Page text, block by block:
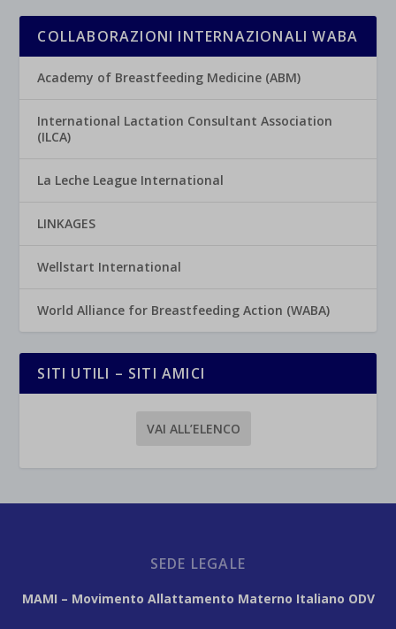
COLLABORAZIONI INTERNAZIONALI WABA
Academy of Breastfeeding Medicine (ABM)
International Lactation Consultant Association
(ILCA)
La Leche League International
LINKAGES
Wellstart International
World Alliance for Breastfeeding Action (WABA)
SITI UTILI – SITI AMICI
VAI ALL’ELENCO
SEDE LEGALE
MAMI – Movimento Allattamento Materno Italiano ODV